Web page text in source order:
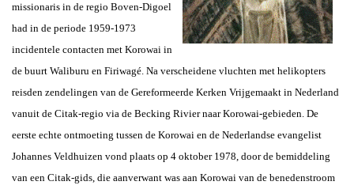
missionaris in de regio Boven-Digoel
had in de periode 1959-1973
incidentele contacten met Korowai in
de buurt Waliburu en Firiwagé. Na verscheidene vluchten met helikopters
reisden zendelingen van de Gereformeerde Kerken Vrijgemaakt in Nederland
vanuit de Citak-regio via de Becking Rivier naar Korowai-gebieden. De
eerste echte ontmoeting tussen de Korowai en de Nederlandse evangelist
Johannes Veldhuizen vond plaats op 4 oktober 1978, door de bemiddeling
van een Citak-gids, die aanverwant was aan Korowai van de benedenstroom